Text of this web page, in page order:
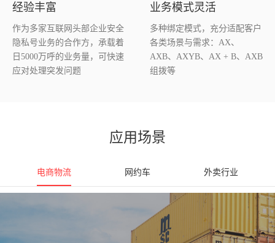
经验丰富
作为多家互联网头部企业安全
隐私号业务的合作方，承载着
日5000万呼的业务量，可快速
应对处理突发问题
业务模式灵活
多种绑定模式，充分适配客户
各类场景与需求：AX、
AXB、AXYB、AX + B、AXB
组拨等
应用场景
电商物流 网约车 外卖行业